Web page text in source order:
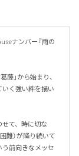
ナンバー『雨の
藤」から始まり、
いく強い絆を描い
て、時に切な
難）が降り続いて
前向きなメッセ